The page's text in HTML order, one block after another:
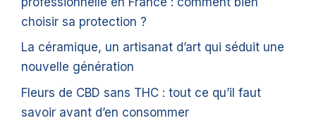
choisir sa protection ?
La céramique, un artisanat d’art qui séduit une
nouvelle génération
Fleurs de CBD sans THC : tout ce qu’il faut
savoir avant d’en consommer